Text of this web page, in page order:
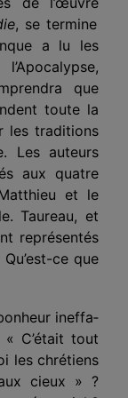
, se termine
a lu les
que
toute la
les traditions
Les auteurs
aux quatre
et le
Taureau, et
représentés
ce que
ineffa­
C’était tout
les chrétiens
cieux » ?